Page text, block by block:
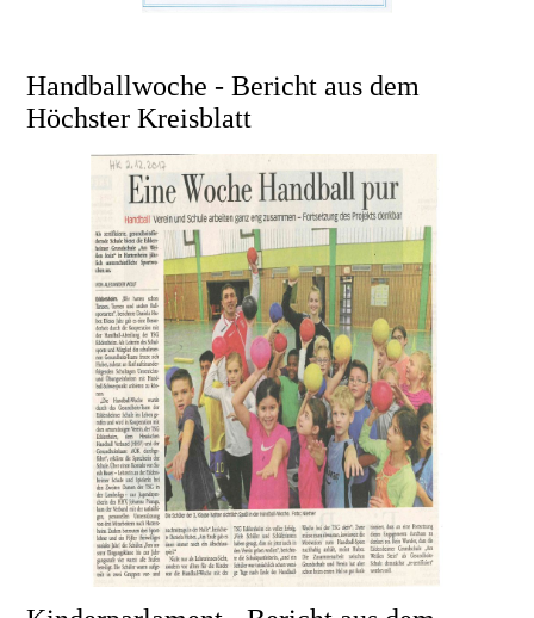
Handballwoche - Bericht aus dem
Höchster Kreisblatt